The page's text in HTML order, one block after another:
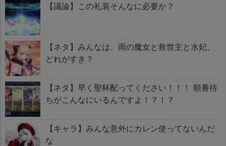
【議論】この礼装そんなに必要か？
【ネタ】みんなは、雨の魔女と救世主と水妃、
どれがすき？
【ネタ】早く聖杯配ってください！！！ 順番待
ちがこんなにいるんですよ！？！？
【キャラ】みんな意外にカレン使ってないんだ
な